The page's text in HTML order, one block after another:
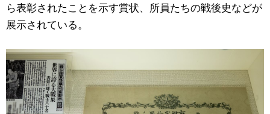
ら表彰されたことを示す賞状、所員たちの戦後史などが
展示されている。